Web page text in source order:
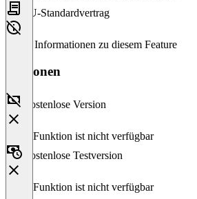
EU-Standardvertrag
Keine Informationen zu diesem Feature
Versionen
Kostenlose Version
Diese Funktion ist nicht verfügbar
Kostenlose Testversion
Diese Funktion ist nicht verfügbar